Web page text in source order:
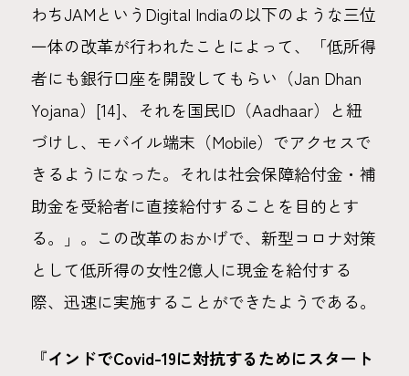
わちJAMというDigital Indiaの以下のような三位
一体の改革が行われたことによって、「低所得
者にも銀行口座を開設してもらい（Jan Dhan
Yojana）[14]、それを国民ID（Aadhaar）と紐
づけし、モバイル端末（Mobile）でアクセスで
きるようになった。それは社会保障給付金・補
助金を受給者に直接給付することを目的とす
る。」。この改革のおかげで、新型コロナ対策
として低所得の女性2億人に現金を給付する
際、迅速に実施することができたようである。
『インドでCovid-19に対抗するためにスタート